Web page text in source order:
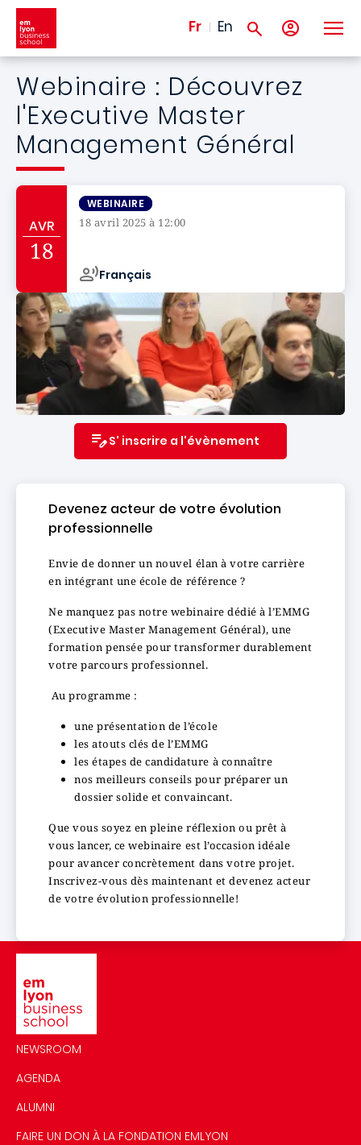
Aller au contenu principal
Fr En
Webinaire : Découvrez
l'Executive Master
Management Général
AVR
18
WEBINAIRE
18 avril 2025 à 12:00
Français
S' inscrire a l'évènement
Devenez acteur de votre évolution
professionnelle
Envie de donner un nouvel élan à votre carrière
en intégrant une école de référence ?
Ne manquez pas notre webinaire dédié à l’EMMG
(Executive Master Management Général), une
formation pensée pour transformer durablement
votre parcours professionnel.
Au programme :
une présentation de l’école
les atouts clés de l’EMMG
les étapes de candidature à connaître
nos meilleurs conseils pour préparer un
dossier solide et convaincant.
Que vous soyez en pleine réflexion ou prêt à
vous lancer, ce webinaire est l’occasion idéale
pour avancer concrètement dans votre projet.
Inscrivez-vous dès maintenant et devenez acteur
de votre évolution professionnelle!
NEWSROOM
AGENDA
ALUMNI
FAIRE UN DON À LA FONDATION EMLYON